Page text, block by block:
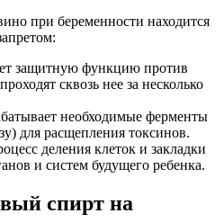
при беременности находится
защитную функцию против
сквозь нее за несколько
необходимые ферменты
для расщепления токсинов.
деления клеток и закладки
и систем будущего ребенка.
спирт на